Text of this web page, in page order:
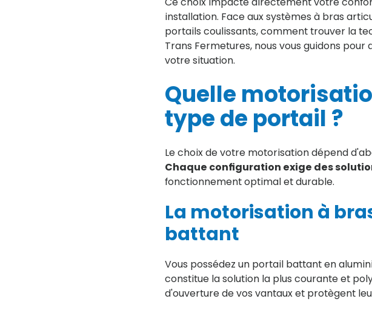
installation. Face aux systèmes à bras
portails coulissants, comment trouver la
Trans Fermetures, nous vous guidons
votre situation.
Quelle
type de portail ?
Le choix de votre motorisation dépend
Chaque configuration exige des
fonctionnement optimal et durable.
La motorisation à
battant
Vous possédez un portail battant en
constitue la solution la plus courante et
d'ouverture de vos vantaux et protègent